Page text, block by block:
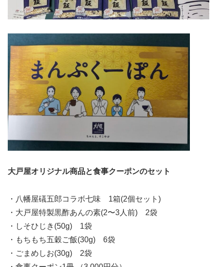
大戸屋オリジナル商品と食事クーポンのセット
・八幡屋礒五郎コラボ七味 1箱(2個セット)
・大戸屋特製黒酢あんの素(2〜3人前) 2袋
・しそひじき(50g) 1袋
・もちもち五穀ご飯(30g) 6袋
・ごまめしお(30g) 2袋